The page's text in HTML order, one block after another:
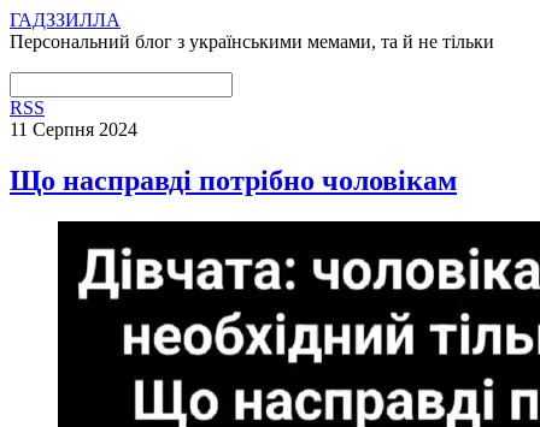
ГАДЗЗИЛЛА
Персональний блог з українськими мемами, та й не тільки
RSS
11 Серпня 2024
Що насправді потрібно чоловікам